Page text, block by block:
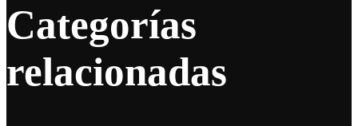
Categorías
relacionadas